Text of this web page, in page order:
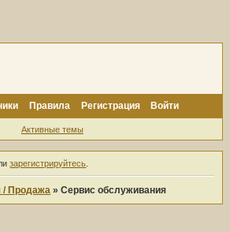
Правила Регистрация Войти
Активные темы
зарегистрируйтесь
/ Продажа »Сервис обслуживания